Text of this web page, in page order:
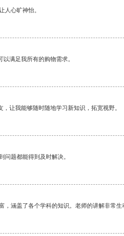
人心旷神怡。
满足我所有的购物需求。
让我能够随时随地学习新知识，拓宽视野。
问题都能得到及时解决。
，涵盖了各个学科的知识。老师的讲解非常生